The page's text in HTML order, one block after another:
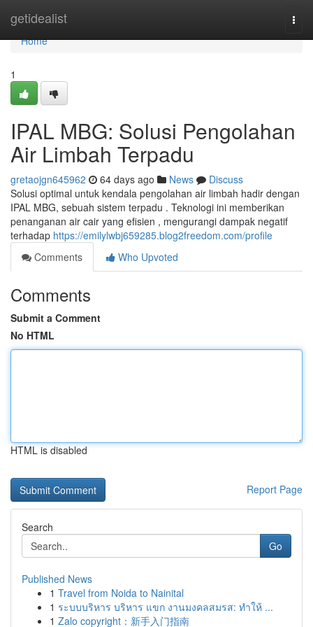
getidealist
Home
Home
1
IPAL MBG: Solusi Pengolahan
Air Limbah Terpadu
gretaojgn645962 64 days ago News
Discuss
Solusi optimal untuk kendala pengolahan air limbah hadir dengan
IPAL MBG, sebuah sistem terpadu . Teknologi ini memberikan
penanganan air cair yang efisien , mengurangi dampak negatif
terhadap https://emilylwbj659285.blog2freedom.com/profile
Comments
Who Upvoted
Comments
Submit a Comment
No HTML
HTML is disabled
Report Page
Search
Go
Published News
1 Travel from Noida to Nainital
1 ระบบบริหาร บริหาร แขก งานมงคลสมรส: ทำให้ ...
1 Zalo copyright：新手入门指南